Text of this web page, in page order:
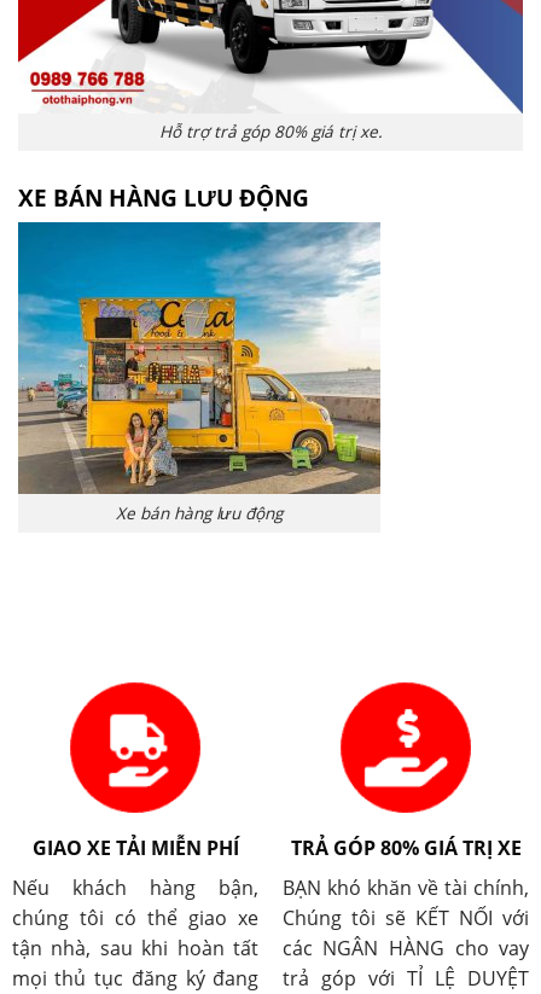
Hỗ trợ trả góp 80% giá trị xe.
XE BÁN HÀNG LƯU ĐỘNG
Xe bán hàng lưu động
GIAO XE TẢI MIỄN PHÍ
Nếu khách hàng bận,
chúng tôi có thể giao xe
tận nhà, sau khi hoàn tất
mọi thủ tục đăng ký đang
TRẢ GÓP 80% GIÁ TRỊ XE
BẠN khó khăn về tài chính,
Chúng tôi sẽ KẾT NỐI với
các NGÂN HÀNG cho vay
trả góp với TỈ LỆ DUYỆT